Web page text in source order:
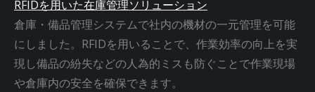
RFIDを用いた在庫管理ソリューション
倉庫・備品管理システムで社内の機材の一元管理を可能
にしました。RFIDを用いることで、作業効率の向上を実
現し備品の紛失などの人為的ミスも防ぐことで作業現場
や倉庫内の安全を確保できます。